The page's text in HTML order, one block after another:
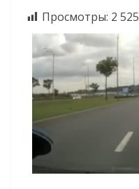
Просмотры: 2 525